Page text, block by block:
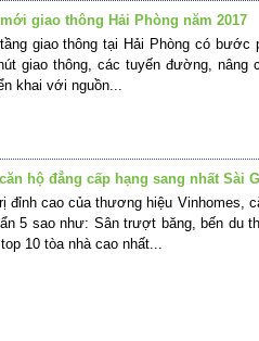
giao thông Hải Phòng năm 2017
giao thông tại Hải Phòng có
giao thông, các tuyến đường, nâng
khai với nguồn...
hộ đẳng cấp hạng sang nhất Sài
đỉnh cao của thương hiệu Vinhomes,
5 sao như: Sân trượt băng, bến du
10 tòa nhà cao nhất...